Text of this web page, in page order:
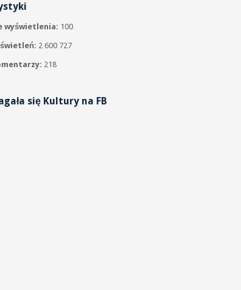
wyświetlenia: 100
2 600 727
218
się Kultury na FB